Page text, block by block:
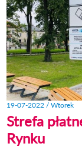
19-07-2022 / Wtorek
Strefa
Rynku